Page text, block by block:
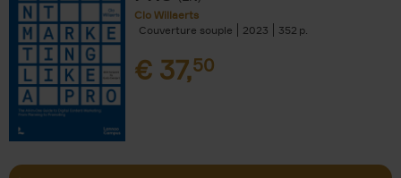
Clo Willaerts
Couverture souple
2023 352
€ 37,50